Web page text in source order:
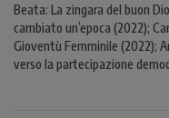
Beata: La zingara del buon
cambiato un’epoca (2022);
Gioventù Femminile (2022);
verso la partecipazione